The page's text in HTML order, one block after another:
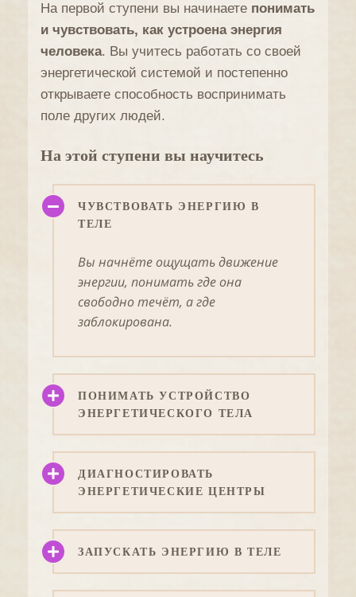
На первой ступени вы начинаете понимать
и чувствовать, как устроена энергия
человека. Вы учитесь работать со своей
энергетической системой и постепенно
открываете способность воспринимать
поле других людей.
На этой ступени вы научитесь
ЧУВСТВОВАТЬ ЭНЕРГИЮ В
ТЕЛЕ
Вы начнёте ощущать движение
энергии, понимать где она
свободно течёт, а где
заблокирована.
ПОНИМАТЬ УСТРОЙСТВО
ЭНЕРГЕТИЧЕСКОГО ТЕЛА
ДИАГНОСТИРОВАТЬ
ЭНЕРГЕТИЧЕСКИЕ ЦЕНТРЫ
ЗАПУСКАТЬ ЭНЕРГИЮ В ТЕЛЕ